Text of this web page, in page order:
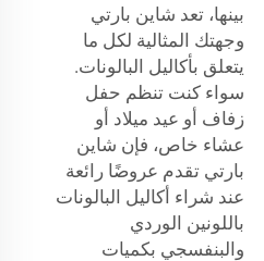
بينها، تعد شاين بارتي
وجهتك المثالية لكل ما
يتعلق بأكاليل البالونات.
سواء كنت تنظم حفل
زفاف أو عيد ميلاد أو
عشاء خاص، فإن شاين
بارتي تقدم عروضًا رائعة
عند شراء أكاليل البالونات
باللونين الوردي
والبنفسجي بكميات